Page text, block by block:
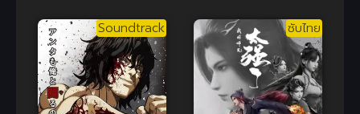
Soundtrack ซับไทย